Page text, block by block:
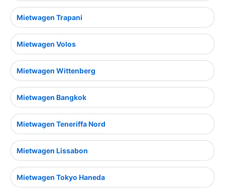
Mietwagen Trapani
Mietwagen Volos
Mietwagen Wittenberg
Mietwagen Bangkok
Mietwagen Teneriffa Nord
Mietwagen Lissabon
Mietwagen Tokyo Haneda